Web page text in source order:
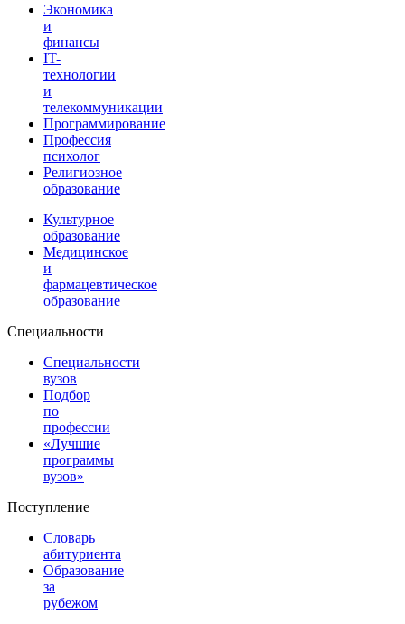
Экономика
и
финансы
IT-
технологии
и
телекоммуникации
Программирование
Профессия
психолог
Религиозное
образование
Культурное
образование
Медицинское
и
фармацевтическое
образование
Специальности
Специальности
вузов
Подбор
по
профессии
«Лучшие
программы
вузов»
Поступление
Словарь
абитуриента
Образование
за
рубежом